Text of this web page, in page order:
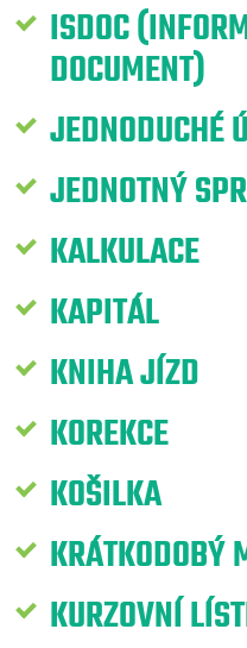
ISDOC
DOCUMENT)
JEDNODUCHÉ
JEDNOTNÝ
KALKULACE
KAPITÁL
KNIHA JÍZD
KOREKCE
KOŠILKA
KRÁTKODOBÝ
KURZOVNÍ